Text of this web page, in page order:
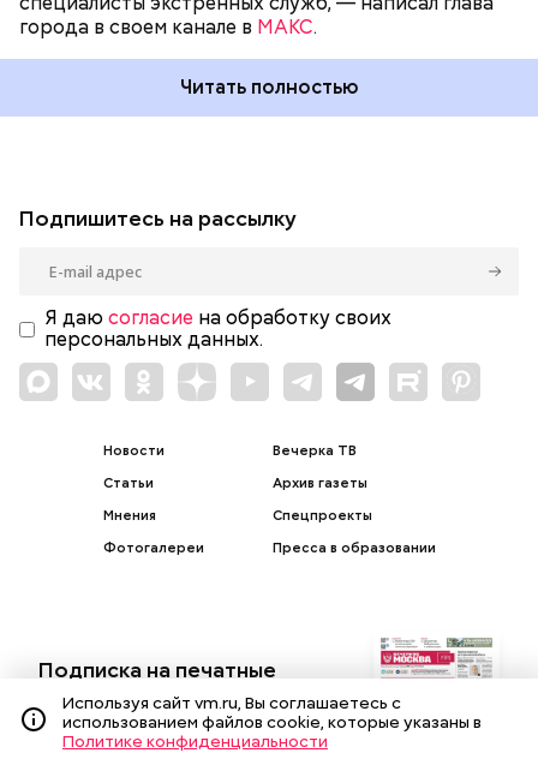
города в своем канале в МАКС.
Читать полностью
Подпишитесь на рассылку
Я даю согласие на обработку своих
персональных данных.
Новости
Статьи
Мнения
Фотогалереи
Вечерка ТВ
Архив газеты
Спецпроекты
Пресса в образовании
Подписка на печатные
издания
Оформить
Используя сайт vm.ru, Вы соглашаетесь с
использованием файлов cookie, которые указаны в
Политике конфиденциальности